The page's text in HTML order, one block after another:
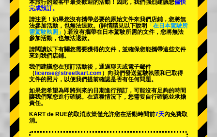
東京 淺草 大阪
沖繩
本旅行的遊客中最受歡迎的活動 ！因此，我們強烈建議您儘快
完成預訂。
請注意！如果您沒有攜帶必要的原始文件來我們店鋪，您將無
法參加活動，也無法退款。 (詳情請見以下說明
「在日本駕駛所
需駕駛執照」 ) 若沒有攜帶在日本駕駛所需的文件，您將無法
參加活動，也無法退款。
請閱讀以下有關您需要獲得的文件，並確保您能攜帶這些文件
來到我們店鋪。
我們建議您在預訂活動後，通過聊天或電子郵件
（ license@streetkart.com ）向我們發送駕駛執照和已取得
文件的照片，以便我們提前確認是否有任何問題。
如果您希望為即將到來的日期進行預訂，可能沒有足夠的時間
讓我們幫您進行確認。在這種情況下，您需要自行確認並承擔
責任。
KART de RUE的取消政策僅允許您在活動時間前7天內免費取
消。